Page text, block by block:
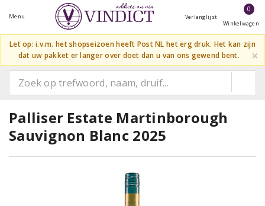
Menu Verlanglijst
0
Winkelwagen
Let op: i.v.m. het shopseizoen heeft Post NL het erg druk. Het kan zijn
dat uw pakket er langer over doet dan u van ons gewend bent.
×
Palliser Estate Martinborough
Sauvignon Blanc 2025